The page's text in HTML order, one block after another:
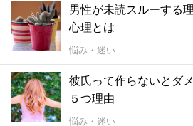
男性が未読スルーする
心理とは
悩み・迷い
彼氏って作らないとダ
５つ理由
悩み・迷い